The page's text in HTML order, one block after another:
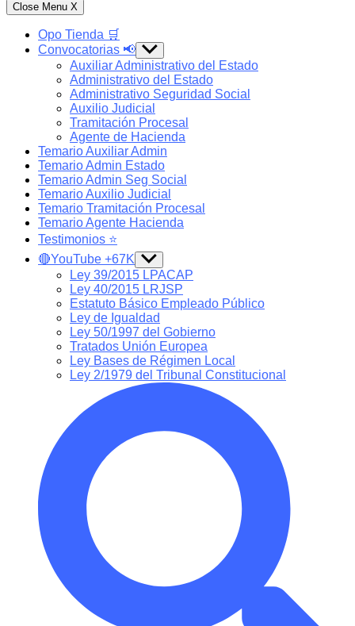
Close Menu X
Opo Tienda 🛒
Convocatorias 📢 Show
sub
menu
Auxiliar Administrativo del Estado
Administrativo del Estado
Administrativo Seguridad Social
Auxilio Judicial
Tramitación Procesal
Agente de Hacienda
Temario Auxiliar Admin
Temario Admin Estado
Temario Admin Seg Social
Temario Auxilio Judicial
Temario Tramitación Procesal
Temario Agente Hacienda
Testimonios ⭐️
🔴YouTube +67K Show
sub
menu
Ley 39/2015 LPACAP
Ley 40/2015 LRJSP
Estatuto Básico Empleado Público
Ley de Igualdad
Ley 50/1997 del Gobierno
Tratados Unión Europea
Ley Bases de Régimen Local
Ley 2/1979 del Tribunal Constitucional